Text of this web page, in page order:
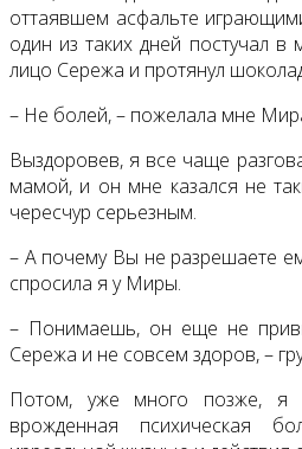
оттаявшем асфальте
один из таких дней постучал в
лицо Сережа и протянул
– Не болей, – пожелала мне
Выздоровев, я все чаще
мамой, и он мне казался не
чересчур серьезным.
– А почему Вы не разрешаете
спросила я у Миры.
– Понимаешь, он еще не
Сережа и не совсем здоров, –
Потом, уже много позже, я
врожденная психическая